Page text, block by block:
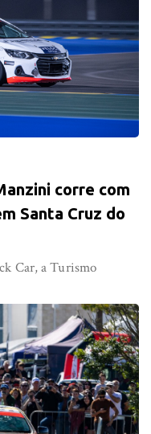
corre com
Santa Cruz do
Car, a Turismo